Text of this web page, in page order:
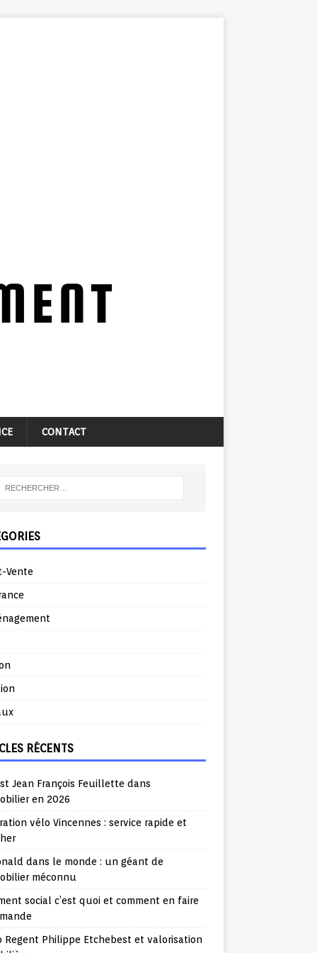
CONTACT
Vente
RÉCENTS
Jean François Feuillette dans
en 2026
vélo Vincennes : service rapide et
dans le monde : un géant de
méconnu
social c’est quoi et comment en faire
Regent Philippe Etchebest et valorisation